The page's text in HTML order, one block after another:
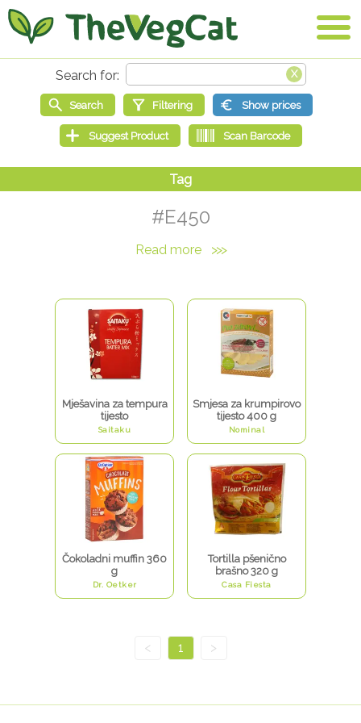
#E450
Read more >>>
Mješavina za tempura
tijesto
Saitaku
Smjesa za krumpirovo
tijesto 400 g
Nominal
Čokoladni muffin 360
g
Dr. Oetker
Tortilla pšenično
brašno 320 g
Casa Fiesta
< 1 >